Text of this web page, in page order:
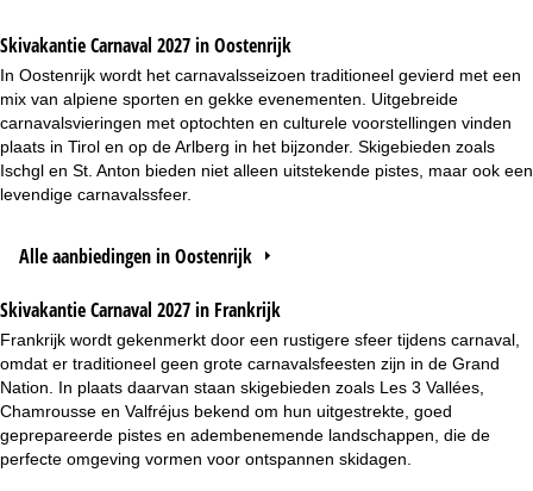
Skivakantie Carnaval 2027 in Oostenrijk
In Oostenrijk wordt het carnavalsseizoen traditioneel gevierd met een
mix van alpiene sporten en gekke evenementen. Uitgebreide
carnavalsvieringen met optochten en culturele voorstellingen vinden
plaats in Tirol en op de Arlberg in het bijzonder. Skigebieden zoals
Ischgl en St. Anton bieden niet alleen uitstekende pistes, maar ook een
levendige carnavalssfeer.
Alle aanbiedingen in Oostenrijk
Skivakantie Carnaval 2027 in Frankrijk
Frankrijk wordt gekenmerkt door een rustigere sfeer tijdens carnaval,
omdat er traditioneel geen grote carnavalsfeesten zijn in de Grand
Nation. In plaats daarvan staan skigebieden zoals Les 3 Vallées,
Chamrousse en Valfréjus bekend om hun uitgestrekte, goed
geprepareerde pistes en adembenemende landschappen, die de
perfecte omgeving vormen voor ontspannen skidagen.